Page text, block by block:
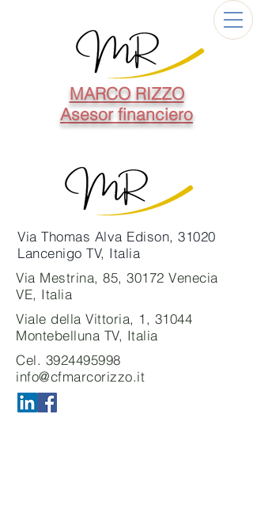
MARCO RIZZO
Asesor financiero
Via Thomas Alva Edison, 31020
Lancenigo TV, Italia
Via Mestrina, 85, 30172 Venecia
VE, Italia
Viale della Vittoria, 1, 31044
Montebelluna TV, Italia
Cel. 3924495998
info@cfmarcorizzo.it